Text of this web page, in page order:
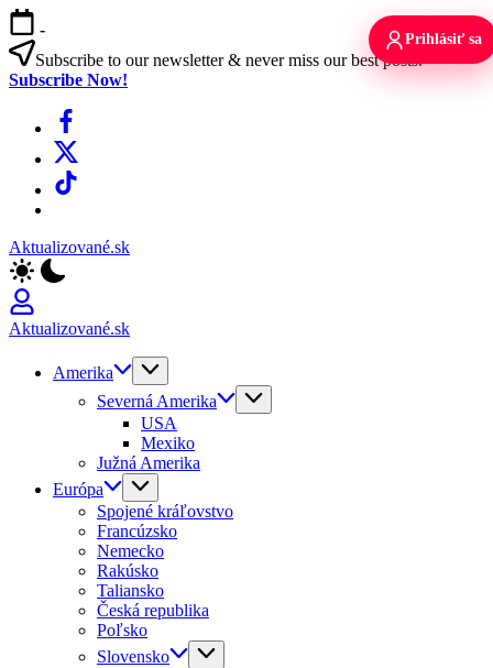
Skip
to
content
-
Subscribe to our newsletter & never miss our best posts.
Subscribe Now!
Facebook
X
TikTok
Aktualizované.sk
Aktualizované.sk
Amerika
Severná Amerika
USA
Mexiko
Južná Amerika
Európa
Spojené kráľovstvo
Francúzsko
Nemecko
Rakúsko
Taliansko
Česká republika
Poľsko
Slovensko
Prihlásiť sa